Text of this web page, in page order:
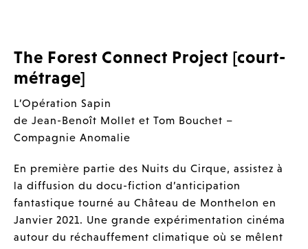
The Forest Connect Project [court-
métrage]
L’Opération Sapin
de Jean-Benoît Mollet et Tom Bouchet –
Compagnie Anomalie
En première partie des Nuits du Cirque, assistez à
la diffusion du docu-fiction d’anticipation
fantastique tourné au Château de Monthelon en
Janvier 2021. Une grande expérimentation cinéma
autour du réchauffement climatique où se mêlent